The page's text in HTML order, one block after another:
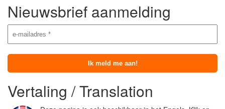
Nieuwsbrief aanmelding
Vertaling / Translation